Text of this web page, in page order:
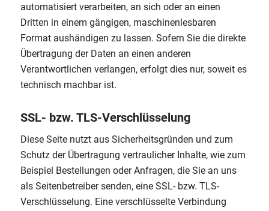
automatisiert verarbeiten, an sich oder an einen
Dritten in einem gängigen, maschinenlesbaren
Format aushändigen zu lassen. Sofern Sie die direkte
Übertragung der Daten an einen anderen
Verantwortlichen verlangen, erfolgt dies nur, soweit es
technisch machbar ist.
SSL- bzw. TLS-Verschlüsselung
Diese Seite nutzt aus Sicherheitsgründen und zum
Schutz der Übertragung vertraulicher Inhalte, wie zum
Beispiel Bestellungen oder Anfragen, die Sie an uns
als Seitenbetreiber senden, eine SSL- bzw. TLS-
Verschlüsselung. Eine verschlüsselte Verbindung